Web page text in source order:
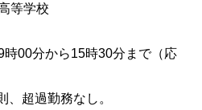
等学校
00分から15時30分まで（応
、超過勤務なし。